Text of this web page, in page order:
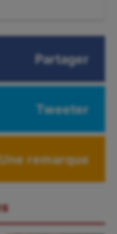
Partager
Tweeter
remarque